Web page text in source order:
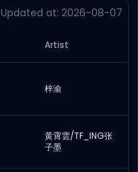
Updated at: 2026-08-07
Artist
梓渝
黄霄雲/TF_ING张
子墨